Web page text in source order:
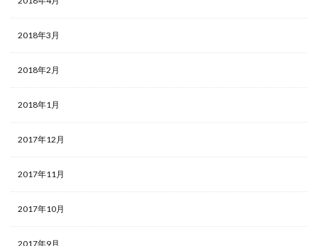
2018年3月
2018年2月
2018年1月
2017年12月
2017年11月
2017年10月
2017年9月